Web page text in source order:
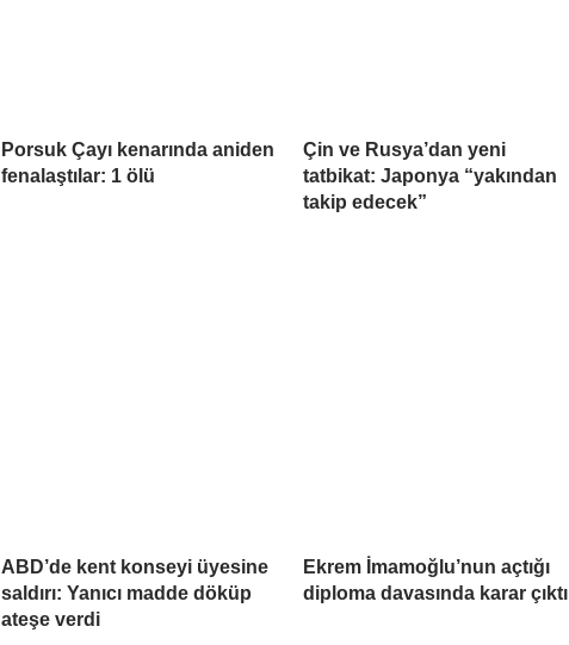
Porsuk Çayı kenarında aniden
fenalaştılar: 1 ölü
Çin ve Rusya’dan yeni
tatbikat: Japonya “yakından
takip edecek”
ABD’de kent konseyi üyesine
saldırı: Yanıcı madde döküp
ateşe verdi
Ekrem İmamoğlu’nun açtığı
diploma davasında karar çıktı